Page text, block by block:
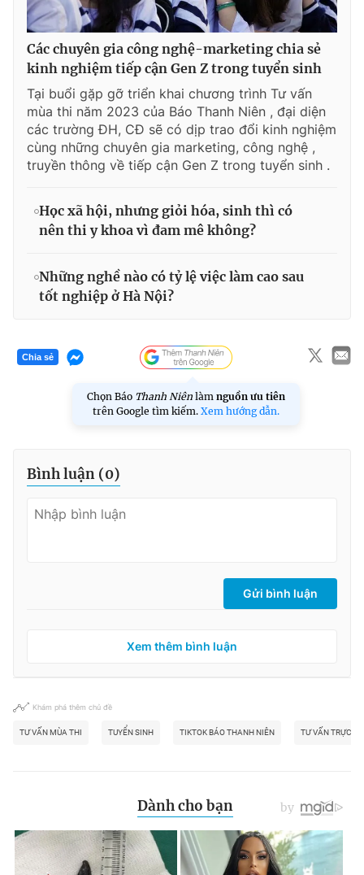
Các chuyên gia công nghệ-marketing chia sẻ
kinh nghiệm tiếp cận Gen Z trong tuyển sinh
Tại buổi gặp gỡ triển khai chương trình Tư vấn
mùa thi năm 2023 của Báo Thanh Niên , đại diện
các trường ĐH, CĐ sẽ có dịp trao đổi kinh nghiệm
cùng những chuyên gia marketing, công nghệ ,
truyền thông về tiếp cận Gen Z trong tuyển sinh .
Học xã hội, nhưng giỏi hóa, sinh thì có
nên thi y khoa vì đam mê không?
Những nghề nào có tỷ lệ việc làm cao sau
tốt nghiệp ở Hà Nội?
Chia sẻ
Chọn Báo Thanh Niên làm nguồn ưu tiên
trên Google tìm kiếm. Xem hướng dẫn.
Bình luận (0)
Gửi bình luận
Xem thêm bình luận
Khám phá thêm chủ đề
TƯ VẤN MÙA THI TUYỂN SINH TIKTOK BÁO THANH NIÊN TƯ VẤN TRỰC